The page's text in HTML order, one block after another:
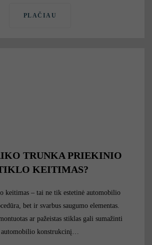
PLAČIAU
TRUNKA PRIEKINIO
KEITIMAS?
keitimas – tai ne tik estetinė automobilio
bet ir svarbus saugumo elementas.
ar pažeistas stiklas gali sumažinti
automobilio konstrukcinį…